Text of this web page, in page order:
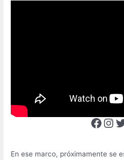
En ese marco, próximamente se